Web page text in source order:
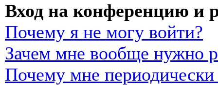
Вход на конференцию и
Почему я не могу войти?
Зачем мне вообще нужно
Почему мне периодически